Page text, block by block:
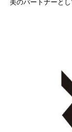
美のパートナーと